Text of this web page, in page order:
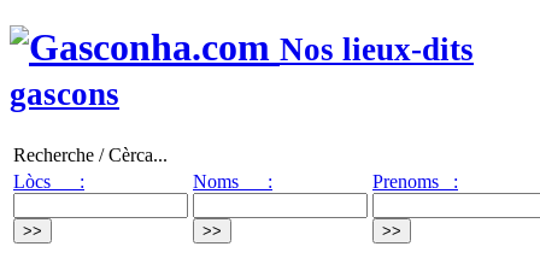
Nos lieux-dits
gascons
Recherche / Cèrca...
Lòcs :
Noms : Prenoms :